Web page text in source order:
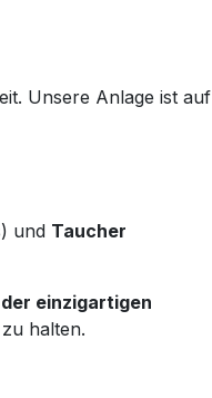
Unsere Anlage ist auf
und Taucher
einzigartigen
halten.